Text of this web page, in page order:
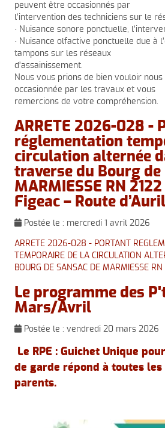
peuvent être occasionnés par
l’intervention des techniciens sur le
• Nuisance sonore ponctuelle,
• Nuisance olfactive ponctuelle due à
tampons sur les réseaux
d’assainissement.
Nous vous prions de bien vouloir
occasionnée par les travaux et vous
remercions de votre compréhension.
ARRETE 2026-028 -
réglementation
circulation alternée
traverse du Bourg de
MARMIESSE RN
Figeac – Route
Postée le : mercredi 1 avril 2026
ARRETE 2026-028 - PORTANT
TEMPORAIRE DE LA CIRCULATION
BOURG DE SANSAC DE MARMIESSE RN
Le programme des
Mars/Avril
Postée le :vendredi 20 mars 2026
Le RPE : Guichet Unique
de garde répond à toutes les
parents.